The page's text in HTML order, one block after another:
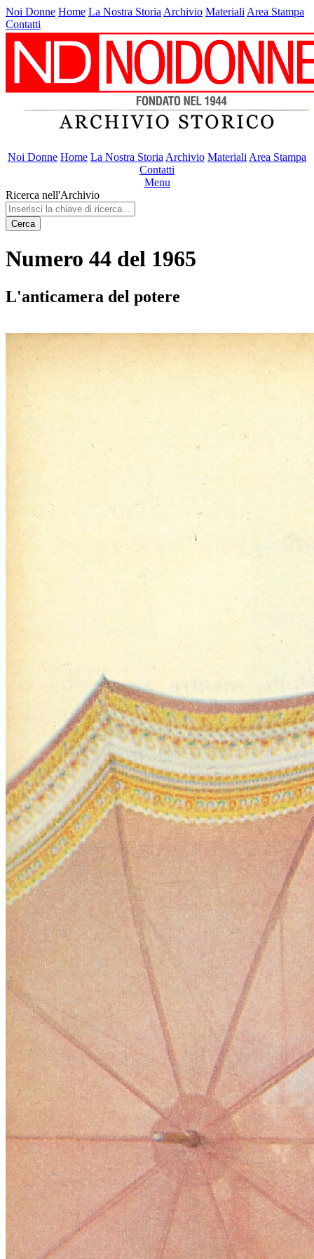
Noi Donne Home La Nostra Storia Archivio Materiali Area Stampa
Contatti
Noi Donne Home La Nostra Storia Archivio Materiali Area Stampa
Contatti
Menu
Ricerca nell'Archivio
Cerca
Numero 44 del 1965
L'anticamera del potere